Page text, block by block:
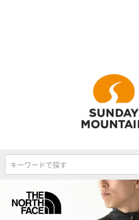
キーワードで探す